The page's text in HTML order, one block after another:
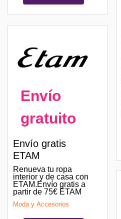
Envío
gratuito
Envío gratis
ETAM
Renueva tu ropa
interior y de casa con
ETAM.Envío gratis a
partir de 75€ ETAM
Moda y Accesorios